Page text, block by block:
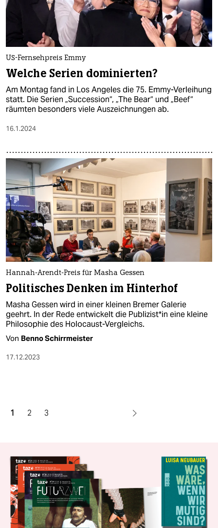
US-Fernsehpreis Emmy
Welche Serien dominierten?
Am Montag fand in Los Angeles die 75. Emmy-Verleihung
statt. Die Serien „Succession“, „The Bear“ und „Beef“
räumten besonders viele Auszeichnungen ab.
16.1.2024
Hannah-Arendt-Preis für Masha Gessen
Politisches Denken im Hinterhof
Masha Gessen wird in einer kleinen Bremer Galerie
geehrt. In der Rede entwickelt die Pu­bli­zis­t*in eine kleine
Philosophie des Holocaust-Vergleichs.
Von Benno Schirrmeister
17.12.2023
1 2 3